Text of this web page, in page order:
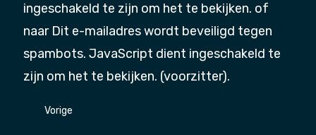
ingeschakeld te zijn om het te bekijken. of
naar Dit e-mailadres wordt beveiligd tegen
spambots. JavaScript dient ingeschakeld te
zijn om het te bekijken. (voorzitter).
Vorig artikel: Lid worden?
Vorige